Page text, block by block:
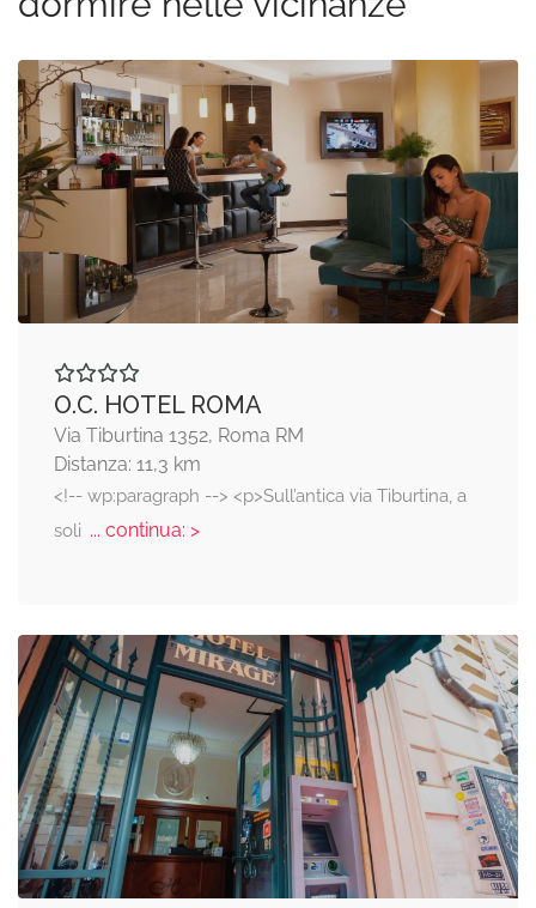
O.C. HOTEL ROMA
Via Tiburtina 1352, Roma RM
Distanza: 11,3 km
<!-- wp:paragraph --> <p>Sull’antica via Tiburtina, a
soli ... continua: >